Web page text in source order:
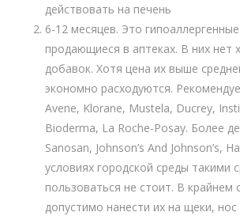
действовать на печень
6-12 месяцев. Это
продающиеся в аптеках. В них нет
добавок. Хотя цена их выше
экономно расходуются.
Avene, Klorane, Mustela, Ducrey,
Bioderma, La Roche-Posay. Более
Sanosan, Johnson’s And Johnson’s,
условиях городской среды такими
пользоваться не стоит. В крайнем
допустимо нанести их на щеки,